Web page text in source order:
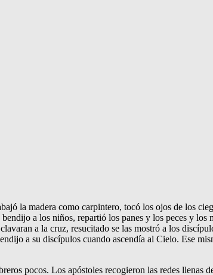
la madera como carpintero, tocó los ojos de los
a los niños, repartió los panes y los peces y
a la cruz, resucitado se las mostró a los
a su discípulos cuando ascendía al Cielo. Ese
pocos. Los apóstoles recogieron las redes llenas